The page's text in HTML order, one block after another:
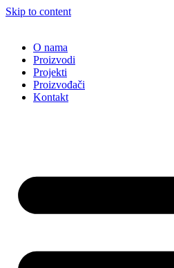
Skip to content
O nama
Proizvodi
Projekti
Proizvođači
Kontakt